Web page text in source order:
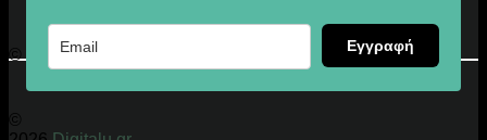
Εγγραφή
© 2026 Digitalu.gr
©